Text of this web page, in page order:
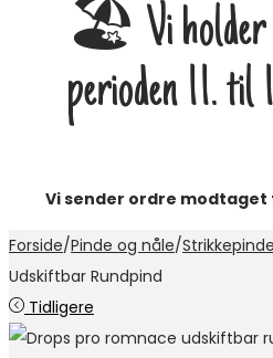
🏖️ Vi holder
perioden 11.
Vi sender ordre modtaget
Forside/Pinde og nåle/Strikkepinde
Udskiftbar Rundpind
Tidligere